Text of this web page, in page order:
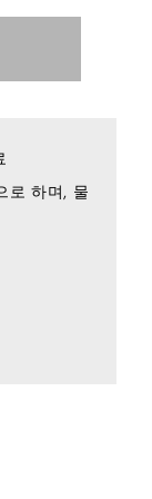
로 하며, 물